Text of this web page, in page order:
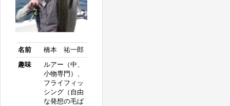
名前
橋本 祐一郎
趣味
ルアー（中、
小物専門）、
フライフィッ
シング（自由
な発想の毛ば